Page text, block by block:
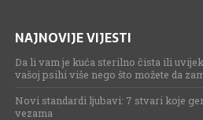
NAJNOVIJE VIJESTI
Da li vam je kuća sterilno čista ili
vašoj psihi više nego što možete da
Novi standardi ljubavi: 7 stvari koje
vezama